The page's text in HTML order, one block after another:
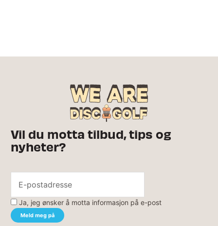
Vil du motta tilbud, tips og
nyheter?
Ja, jeg ønsker å motta informasjon på e-post